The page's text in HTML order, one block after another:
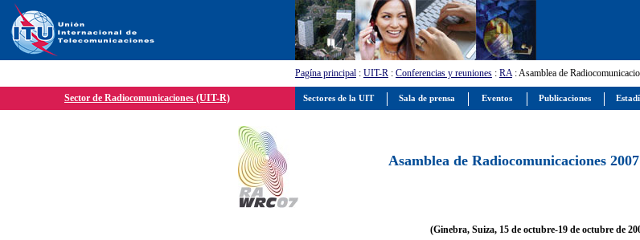
Pagína principal : UIT-R : Conferencias y reuniones : RA: Asamblea de
Sector de Radiocomunicaciones (UIT-R)
Asamblea de Radiocomunicaciones
(Ginebra, Suiza, 15 de octubre-19 de octubre de
Sectores de la UIT Sala de prensa Eventos Publicaciones